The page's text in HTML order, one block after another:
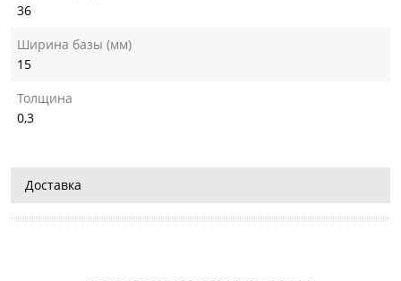
36
Ширина базы (мм)
15
Толщина
0,3
Доставка